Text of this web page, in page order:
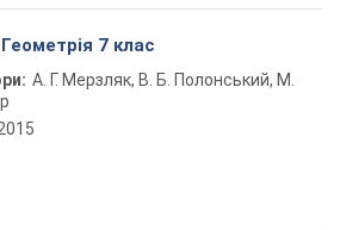
7 клас
А. Г. Мерзляк, В. Б. Полонський, М.